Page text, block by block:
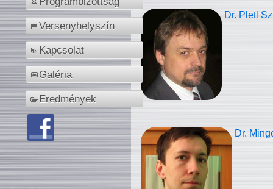
Versenyhelyszín
Kapcsolat
Galéria
Eredmények
Dr. Pletl
Dr.